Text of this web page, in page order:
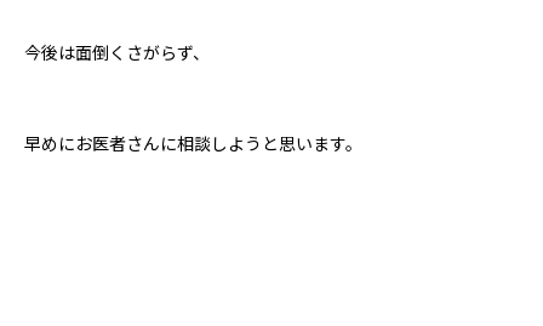
今後は面倒くさがらず、
早めにお医者さんに相談しようと思います。